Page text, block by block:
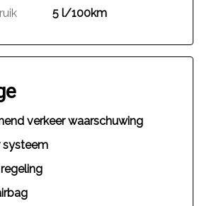
5 l/100km
verkeer waarschuwing
systeem